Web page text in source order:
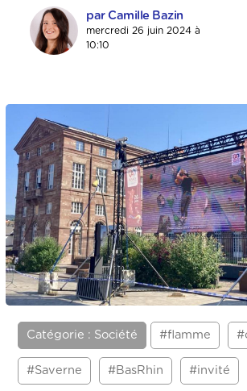
par Camille Bazin
mercredi 26 juin 2024 à
10:10
Catégorie : Société #flamme
#Saverne #BasRhin #invité